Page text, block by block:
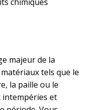
majeur de la
tels que le
la paille ou le
et